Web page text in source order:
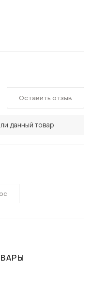
данный товар
Оставить отзыв